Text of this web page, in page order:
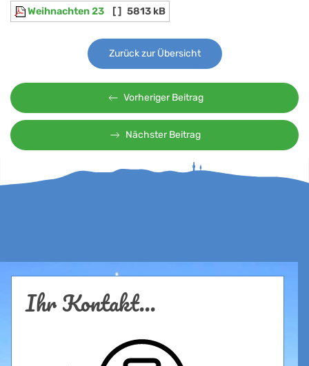
Weihnachten 23 [ ] 5813 kB
Zurück zur Übersicht
Vorheriger Beitrag
Nächster Beitrag
Ihr Kontakt...